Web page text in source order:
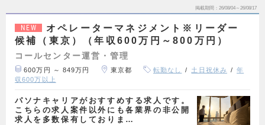
掲載期間 26/08/04～26/08/17
NEW
オペレーターマネジメント※リーダー
候補（東京）（年収600万円～800万円）
コールセンター運営・管理
600万円 ～ 849万円 東京都 転勤なし 土日祝休み
年
収600万以上
パソナキャリアがおすすめする求人です。
こちらの求人案件以外にも各業界の非公開
求人を多数保有しておりま…